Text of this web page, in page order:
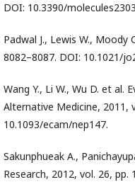
DOI: 10.3390/
Padwal J., Lewis W., Moody
8082–8087. DOI: 10.1021/
Wang Y., Li W., Wu D. et al.
Alternative Medicine, 2011,
10.1093/ecam/nep147.
Sakunphueak A.,
Research, 2012, vol. 26, pp.